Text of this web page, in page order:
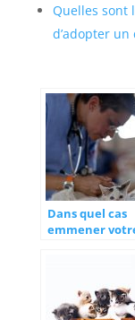
Quelles sont
d’adopter un
Dans quel cas
emmener